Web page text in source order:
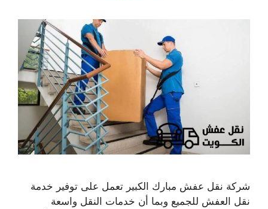
شركة نقل عفش مبارك الكبير تعمل على توفير خدمة
نقل العفش للجميع وبما أن خدمات النقل واسعة